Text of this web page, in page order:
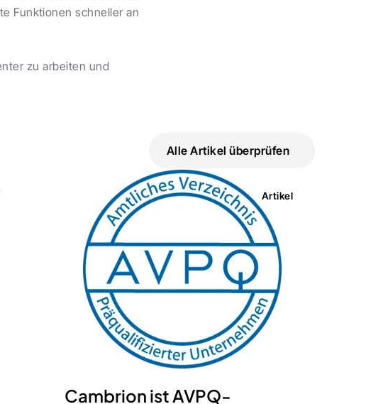
Funktionen schneller an
zu arbeiten und
Alle Artikel überprüfen
Artikel
Cambrion ist AVPQ-